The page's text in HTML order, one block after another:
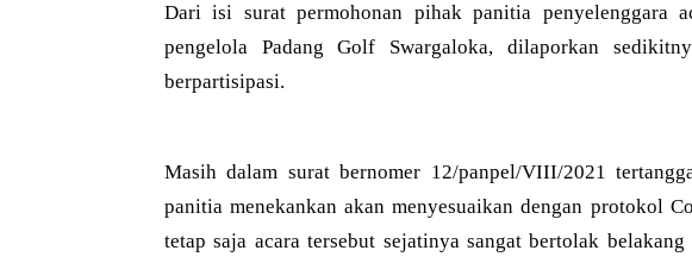
Dari isi surat permohonan pihak panitia penyelenggara
pengelola Padang Golf Swargaloka, dilaporkan
berpartisipasi.
Masih dalam surat bernomer 12/panpel/VIII/2021
panitia menekankan akan menyesuaikan dengan protokol
tetap saja acara tersebut sejatinya sangat bertolak